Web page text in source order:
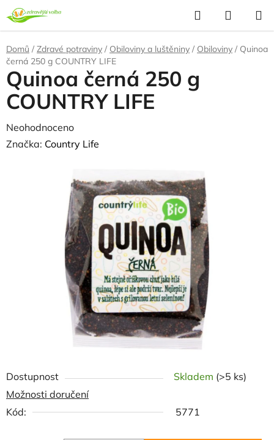
Přejít
na
obsah
Hledat
KOŠÍK
Domů / Zdravé potraviny / Obiloviny a luštěniny / Obiloviny / Quinoa
černá 250 g COUNTRY LIFE
Dostupnost Skladem (>5 ks)
Možnosti doručení
Kód:
5771
Quinoa černá 250 g
COUNTRY LIFE
Průměrné
hodnocení
Neohodnoceno
Značka: Country Life